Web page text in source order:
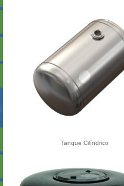
Tanque Cilíndrico